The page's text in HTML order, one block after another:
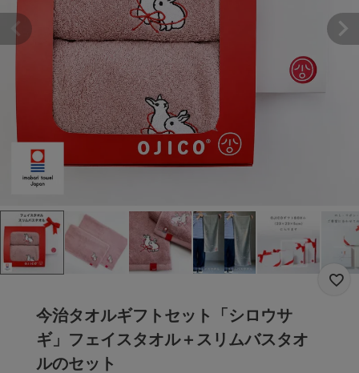
今治タオルギフトセット「シロウサ
ギ」フェイスタオル＋スリムバスタオ
ルのセット